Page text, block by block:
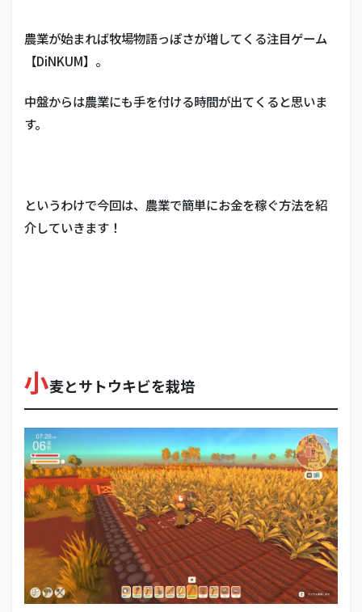
農業が始まれば牧場物語っぽさが増してくる注目ゲーム
【DiNKUM】。
中盤からは農業にも手を付ける時間が出てくると思いま
す。
というわけで今回は、農業で簡単にお金を稼ぐ方法を紹
介していきます！
小麦とサトウキビを栽培